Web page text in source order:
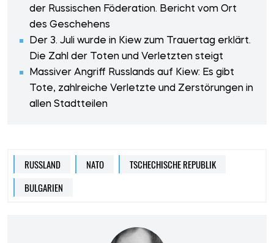
der Russischen Föderation. Bericht vom Ort
des Geschehens
Der 3. Juli wurde in Kiew zum Trauertag erklärt.
Die Zahl der Toten und Verletzten steigt
Massiver Angriff Russlands auf Kiew: Es gibt
Tote, zahlreiche Verletzte und Zerstörungen in
allen Stadtteilen
RUSSLAND NATO
TSCHECHISCHE REPUBLIK
BULGARIEN